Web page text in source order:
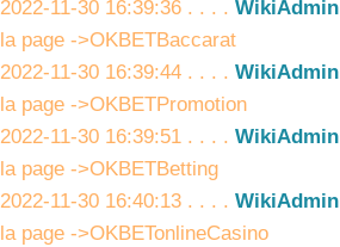
2022-11-30 16:39:36 . . . . WikiAdmin
la page ->OKBETBaccarat
2022-11-30 16:39:44 . . . . WikiAdmin
la page ->OKBETPromotion
2022-11-30 16:39:51 . . . . WikiAdmin
la page ->OKBETBetting
2022-11-30 16:40:13 . . . . WikiAdmin
la page ->OKBETonlineCasino